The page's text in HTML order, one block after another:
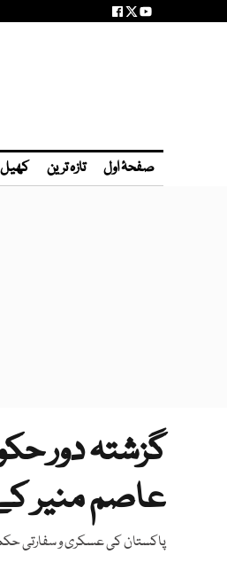
صفحۂ اول تازہ ترین کھیل
گزشتہ دور
عاصم منیر
پاکستان کی عسکری و سفارتی